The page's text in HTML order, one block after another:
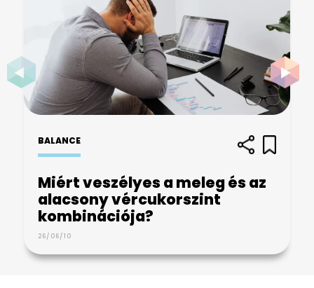
BALANCE
Miért veszélyes a meleg és az
alacsony vércukorszint
kombinációja?
26/06/10